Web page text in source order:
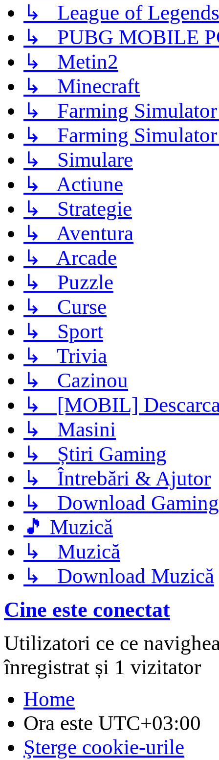
↳ League of Legends
↳ PUBG MOBILE
↳ Metin2
↳ Minecraft
↳ Farming
↳ Farming
↳ Simulare
↳ Actiune
↳ Strategie
↳ Aventura
↳ Arcade
↳ Puzzle
↳ Curse
↳ Sport
↳ Trivia
↳ Cazinou
↳ [MOBIL]
↳ Masini
↳ Știri Gaming
↳ Întrebări & Ajutor
↳ Download Gaming
🎵 Muzică
↳ Muzică
↳ Download Muzică
Cine este conectat
Utilizatori ce ce
înregistrat și 1 vizitator
Home
Ora este UTC+03:00
Şterge cookie-urile